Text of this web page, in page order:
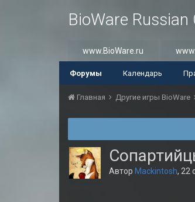
BioWare
www.BioWare.ru
Форумы Календарь
Главная Другие игры BioWare
Автор Mackintosh, 22